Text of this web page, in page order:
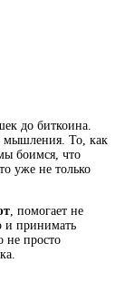
до биткоина.
мышления. То, как
боимся, что
уже не только
, помогает не
и принимать
не просто